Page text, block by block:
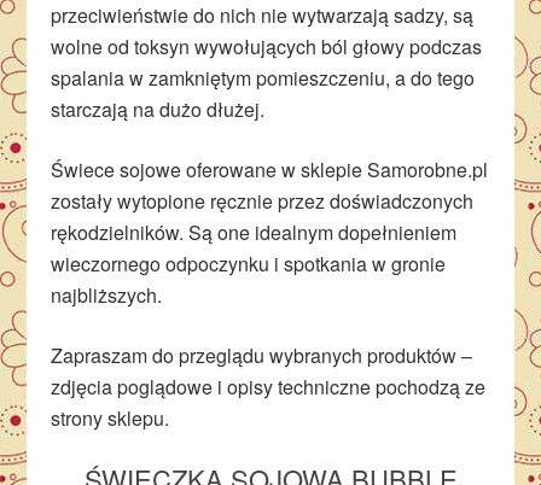
przeciwieństwie do nich nie wytwarzają sadzy, są
wolne od toksyn wywołujących ból głowy podczas
spalania w zamkniętym pomieszczeniu, a do tego
starczają na dużo dłużej.
Świece sojowe oferowane w sklepie Samorobne.pl
zostały wytopione ręcznie przez doświadczonych
rękodzielników. Są one idealnym dopełnieniem
wieczornego odpoczynku i spotkania w gronie
najbliższych.
Zapraszam do przeglądu wybranych produktów –
zdjęcia poglądowe i opisy techniczne pochodzą ze
strony sklepu.